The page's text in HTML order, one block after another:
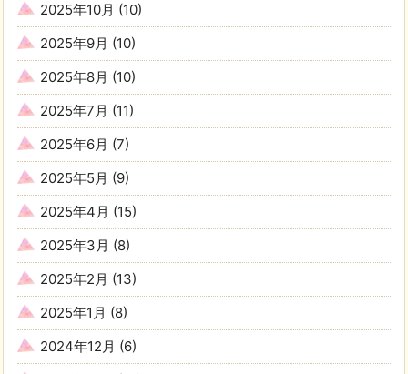
2025年10月 (10)
2025年9月 (10)
2025年8月 (10)
2025年7月 (11)
2025年6月 (7)
2025年5月 (9)
2025年4月 (15)
2025年3月 (8)
2025年2月 (13)
2025年1月 (8)
2024年12月 (6)